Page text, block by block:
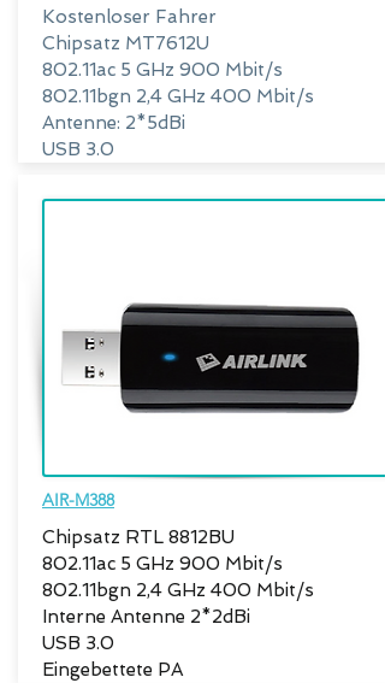
Kostenloser Fahrer
Chipsatz MT7612U
802.11ac 5 GHz 900 Mbit/s
802.11bgn 2,4 GHz 400 Mbit/s
Antenne: 2*5dBi
USB 3.0
AIR-M388
Chipsatz RTL 8812BU
802.11ac 5 GHz 900 Mbit/s
802.11bgn 2,4 GHz 400 Mbit/s
Interne Antenne 2*2dBi
USB 3.0
Eingebettete PA